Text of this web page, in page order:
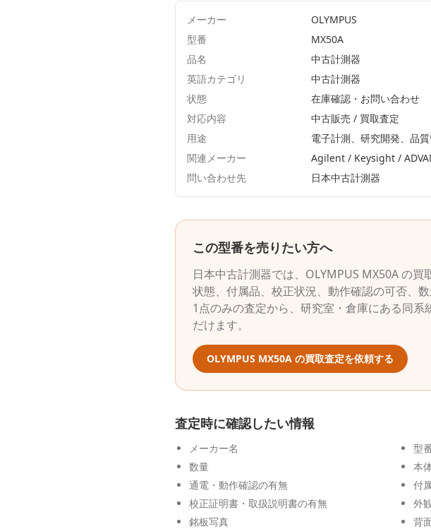
メーカー
OLYMPUS
型番
MX50A
品名
中古計測器
英語カテゴリ
中古計測器
状態
在庫確認・お問い合わせ
対応内容
中古販売 / 買取査定
用途
電子計測、研究開発、品
関連メーカー
Agilent / Keysight /
問い合わせ先
日本中古計測器
この型番を売りたい方へ
日本中古計測器では、 OLYMPUS MX50Aの買
状態、付属品、校正状況、動作確認の可否、
1点のみの査定から、研究室・倉庫にある同系
だけます。
OLYMPUS MX50A の買取査定を依頼する
査定時に確認したい情報
メーカー名
型
数量
本
通電・動作確認の有無
付
校正証明書・取扱説明書の有無
外
銘板写真
背